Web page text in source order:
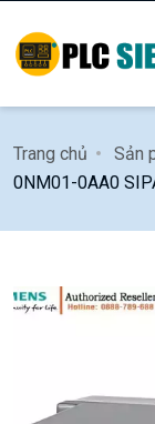
Trang chủ Sản
0NM01-0AA0